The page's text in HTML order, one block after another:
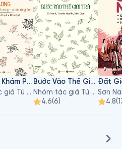
Oolong - Khám Phá Thế Giới Đầy Hương, Vị Của Rồng Đen
Nhóm tác giả Tú Oanh, Thanh Huyền, Kim Quý
Bước Vào Thế Giới Trà
Nhóm tác giả Tú Oanh, Thanh Huyền, Kim Quý
4.6(6)
Sơn
4.8(